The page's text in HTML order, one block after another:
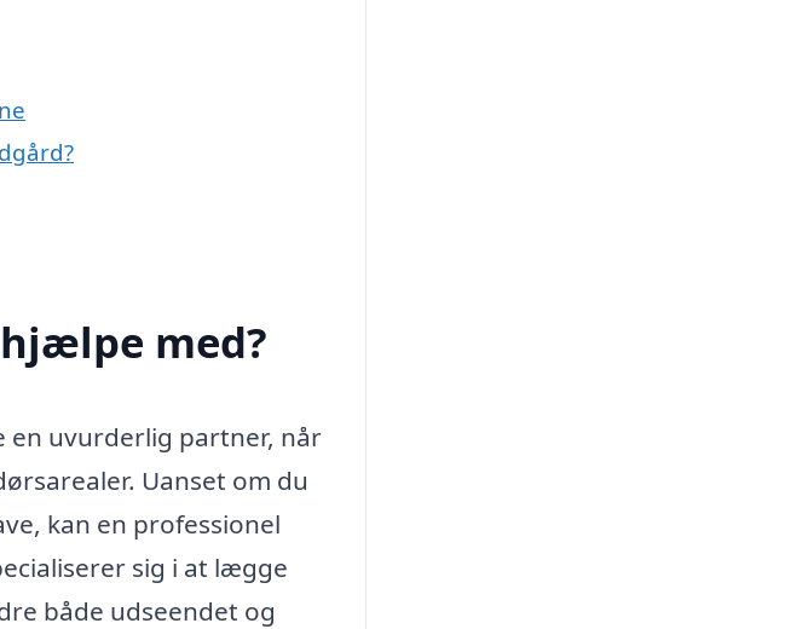
med?
en uvurderlig partner, når
Uanset om du
kan en professionel
sig i at lægge
både udseendet og